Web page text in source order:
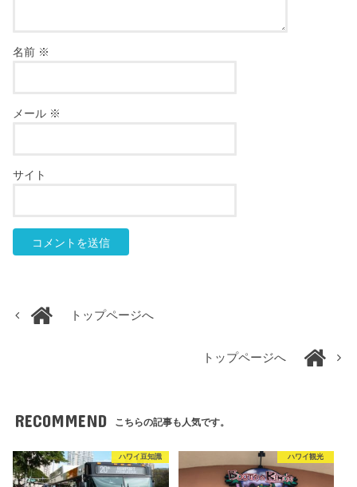
名前 ※
メール ※
サイト
トップページへ
トップページへ
RECOMMEND こちらの記事も人気です。
ハワイ豆知識 ハワイ観光